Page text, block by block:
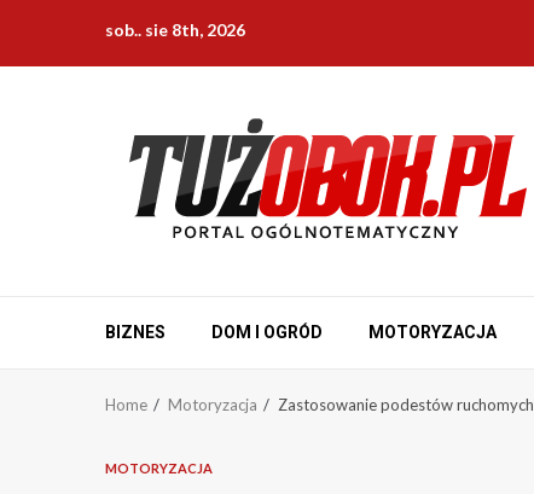
content
sob.. sie 8th, 2026
BIZNES DOM I OGRÓD MOTORYZACJA
Home Motoryzacja Zastosowanie podestów ruchomych
MOTORYZACJA